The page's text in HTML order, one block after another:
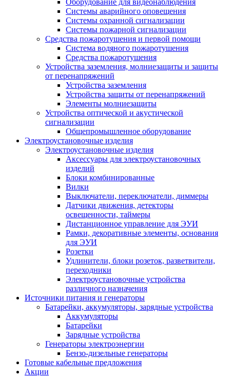
Оборудование для видеонаблюдения
Системы аварийного оповещения
Системы охранной сигнализации
Системы пожарной сигнализации
Средства пожаротушения и первой помощи
Система водяного пожаротушения
Средства пожаротушения
Устройства заземления, молниезащиты и защиты
от перенапряжений
Устройства заземления
Устройства защиты от перенапряжений
Элементы молниезащиты
Устройства оптической и акустической
сигнализации
Общепромышленное оборудование
Электроустановочные изделия
Электроустановочные изделия
Аксессуары для электроустановочных
изделий
Блоки комбинированные
Вилки
Выключатели, переключатели, диммеры
Датчики движения, детекторы
освещенности, таймеры
Дистанционное управление для ЭУИ
Рамки, декоративные элементы, основания
для ЭУИ
Розетки
Удлинители, блоки розеток, разветвители,
переходники
Электроустановочные устройства
различного назначения
Источники питания и генераторы
Батарейки, аккумуляторы, зарядные устройства
Аккумуляторы
Батарейки
Зарядные устройства
Генераторы электроэнергии
Бензо-дизельные генераторы
Готовые кабельные предложения
Акции